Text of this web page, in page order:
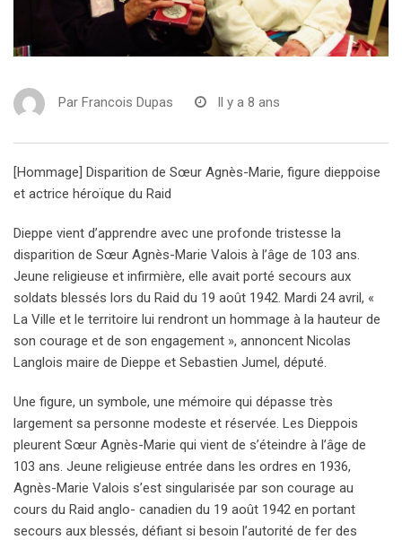
Par Francois Dupas Il y a 8 ans
[Hommage] Disparition de Sœur Agnès-Marie, figure dieppoise
et actrice héroïque du Raid
Dieppe vient d’apprendre avec une profonde tristesse la
disparition de Sœur Agnès-Marie Valois à l’âge de 103 ans.
Jeune religieuse et infirmière, elle avait porté secours aux
soldats blessés lors du Raid du 19 août 1942. Mardi 24 avril, «
La Ville et le territoire lui rendront un hommage à la hauteur de
son courage et de son engagement », annoncent Nicolas
Langlois maire de Dieppe et Sebastien Jumel, député.
Une figure, un symbole, une mémoire qui dépasse très
largement sa personne modeste et réservée. Les Dieppois
pleurent Sœur Agnès-Marie qui vient de s’éteindre à l’âge de
103 ans. Jeune religieuse entrée dans les ordres en 1936,
Agnès-Marie Valois s’est singularisée par son courage au
cours du Raid anglo- canadien du 19 août 1942 en portant
secours aux blessés, défiant si besoin l’autorité de fer des